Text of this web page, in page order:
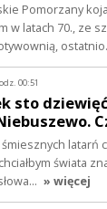
Pomorzany
w latach 70., ze
00:51
sto
latarń
świata
» więcej